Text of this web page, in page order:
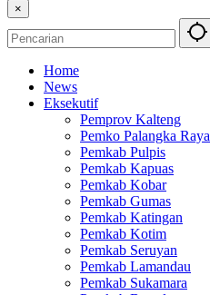
×
Home
News
Eksekutif
Pemprov Kalteng
Pemko Palangka Raya
Pemkab Pulpis
Pemkab Kapuas
Pemkab Kobar
Pemkab Gumas
Pemkab Katingan
Pemkab Kotim
Pemkab Seruyan
Pemkab Lamandau
Pemkab Sukamara